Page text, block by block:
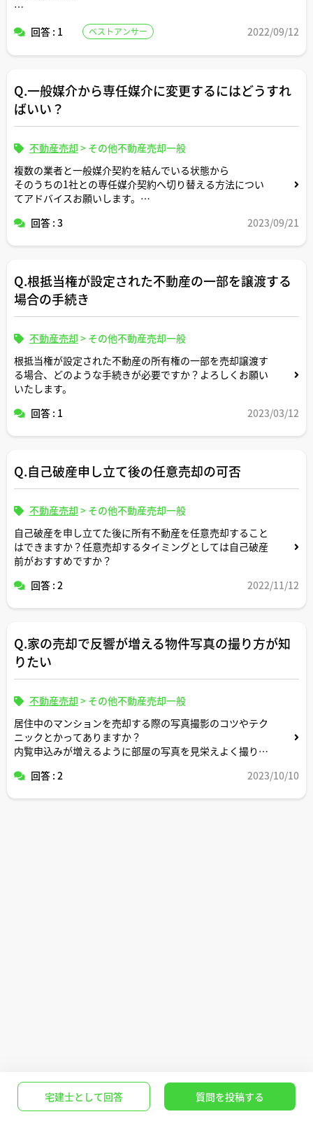
に売却を依頼しても良いのでしょうか？
アドバイスよろしくお願いします。
回答 : 1 ベストアンサー 2022/09/12
Q.一般媒介から専任媒介に変更するにはどうすれ
ばいい？
不動産売却 > その他不動産売却一般
複数の業者と一般媒介契約を結んでいる状態から
そのうちの1社との専任媒介契約へ切り替える方法につい
てアドバイスお願いします。
違約金は発生しますか？
回答 : 3 2023/09/21
Q.根抵当権が設定された不動産の一部を譲渡する
場合の手続き
不動産売却 > その他不動産売却一般
根抵当権が設定された不動産の所有権の一部を売却譲渡す
る場合、どのような手続きが必要ですか？よろしくお願い
いたします。
回答 : 1
2023/03/12
Q.自己破産申し立て後の任意売却の可否
不動産売却 > その他不動産売却一般
自己破産を申し立てた後に所有不動産を任意売却すること
はできますか？任意売却するタイミングとしては自己破産
前がおすすめですか？
回答 : 2
2022/11/12
Q.家の売却で反響が増える物件写真の撮り方が知
りたい
不動産売却 > その他不動産売却一般
居住中のマンションを売却する際の写真撮影のコツやテク
ニックとかってありますか？
内覧申込みが増えるように部屋の写真を見栄えよく撮りた
回答 : 2 2023/10/10
宅建士として回答 質問を投稿する